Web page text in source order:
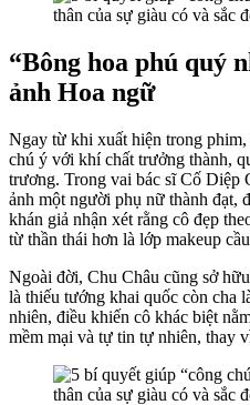
“Bông hoa phú quý
ảnh Hoa ngữ
Ngay từ khi xuất hiện trong
chú ý với khí chất trưởng thành,
trương. Trong vai bác sĩ Cố Diệp
ảnh một người phụ nữ thành đạt,
khán giả nhận xét rằng cô đẹp
từ thần thái hơn là lớp makeup
Ngoài đời, Chu Châu cũng sở
là thiếu tướng khai quốc còn cha
nhiên, điều khiến cô khác biệt
mềm mại và tự tin tự nhiên, thay